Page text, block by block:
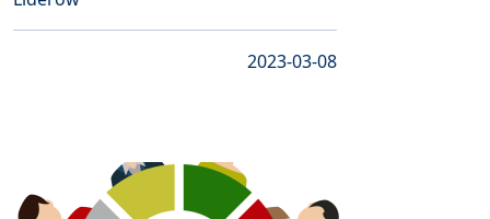
2023-03-08